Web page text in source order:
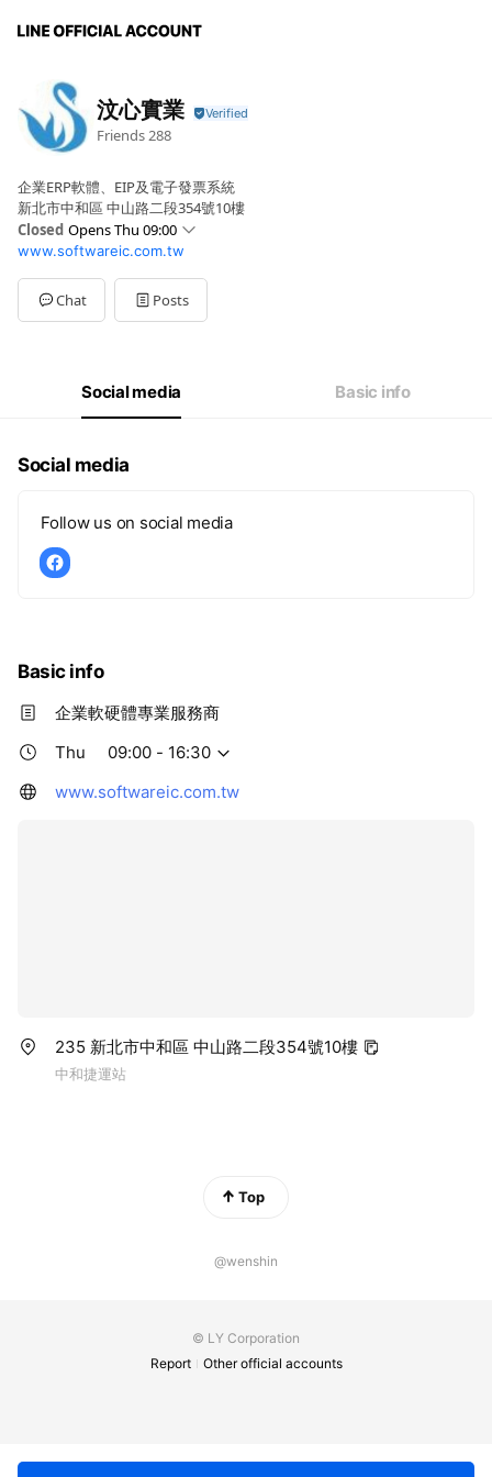
汶心實業
Friends 288
企業ERP軟體、EIP及電子發票系統
新北市中和區 中山路二段354號10樓
Closed Opens Thu 09:00
SunClosed
Mon09:00 - 16:30
Tue09:00 - 16:30
Wed09:00 - 16:30
www.softwareic.com.tw
Chat Posts
Social media Basic info
Social media
Follow us on social media
Basic info
企業軟硬體專業服務商
Thu
09:00 - 16:30
www.softwareic.com.tw
235 新北市中和區 中山路二段354號10樓
中和捷運站
Top
@wenshin
© LY Corporation
Report
Other official accounts